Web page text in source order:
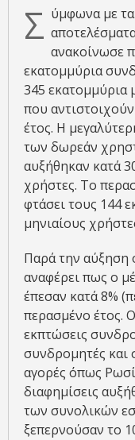
Σ ύμφωνα με τα
ανακοίνωσε
εκατομμύρια
345 εκατομμύρια
που
έτος. Η
των δωρεάν
αυξήθηκαν κατά
χρήστες. Το
φτάσει τους 144
μηνιαίους
Παρά την αύξηση
αναφέρει πως ο
έπεσαν κατά 8%
περασμένο έτος.
εκπτώσεις
συνδρομητές και
αγορές όπως
διαφημίσεις
των συνολικών
ξεπερνούσαν το